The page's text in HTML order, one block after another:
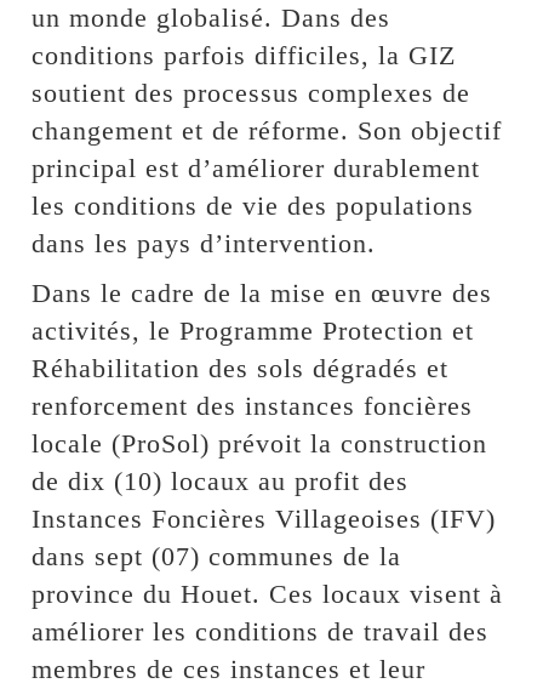
un monde globalisé. Dans des
conditions parfois difficiles, la GIZ
soutient des processus complexes de
changement et de réforme. Son objectif
principal est d’améliorer durablement
les conditions de vie des populations
dans les pays d’intervention.
Dans le cadre de la mise en œuvre des
activités, le Programme Protection et
Réhabilitation des sols dégradés et
renforcement des instances foncières
locale (ProSol) prévoit la construction
de dix (10) locaux au profit des
Instances Foncières Villageoises (IFV)
dans sept (07) communes de la
province du Houet. Ces locaux visent à
améliorer les conditions de travail des
membres de ces instances et leur